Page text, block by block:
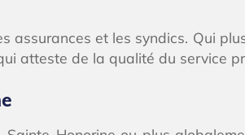
assurances et les syndics. Qui
atteste de la qualité du service